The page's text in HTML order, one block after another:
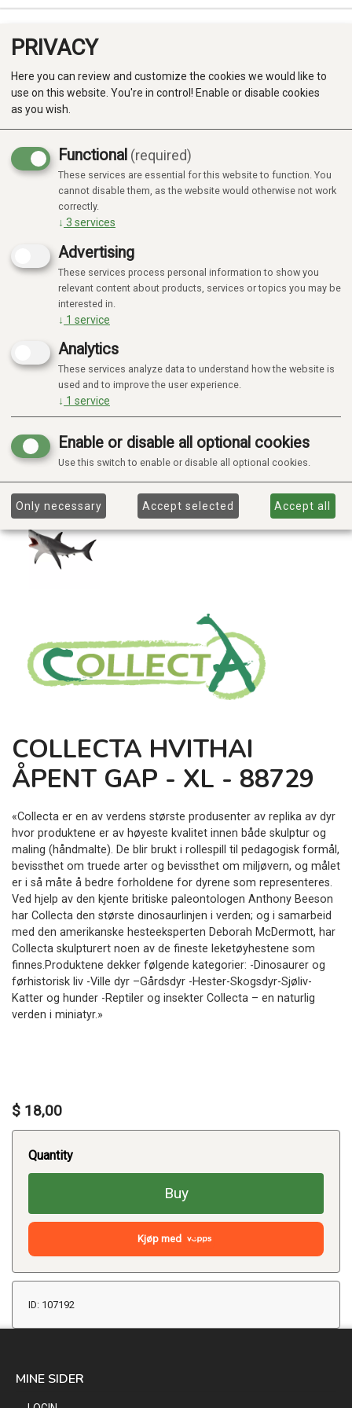
Produkter
Kategorier
COLLECTA HVITHAI
ÅPENT GAP - XL - 88729
«Collecta er en av verdens største produsenter av replika av dyr
hvor produktene er av høyeste kvalitet innen både skulptur og
maling (håndmalte). De blir brukt i rollespill til pedagogisk formål,
bevissthet om truede arter og bevissthet om miljøvern, og målet
er i så måte å bedre forholdene for dyrene som representeres.
Ved hjelp av den kjente britiske paleontologen Anthony Beeson
har Collecta den største dinosaurlinjen i verden; og i samarbeid
med den amerikanske hesteeksperten Deborah McDermott, har
Collecta skulpturert noen av de fineste leketøyhestene som
finnes.Produktene dekker følgende kategorier: -Dinosaurer og
førhistorisk liv -Ville dyr –Gårdsdyr -Hester-Skogsdyr-Sjøliv-
Katter og hunder -Reptiler og insekter Collecta – en naturlig
verden i miniatyr.»
$ 18,00
Quantity
Buy
Kjøp med
ID: 107192
MINE SIDER
PRIVACY
Here you can review and customize the cookies we would like to
use on this website. You're in control! Enable or disable cookies
as you wish.
Functional (required)
These services are essential for this website to function. You
cannot disable them, as the website would otherwise not work
correctly.
↓ 3 services
Advertising
These services process personal information to show you
relevant content about products, services or topics you may be
interested in.
↓ 1 service
Analytics
These services analyze data to understand how the website is
used and to improve the user experience.
↓ 1 service
Enable or disable all optional cookies
Use this switch to enable or disable all optional cookies.
Only necessary Accept selected Accept all